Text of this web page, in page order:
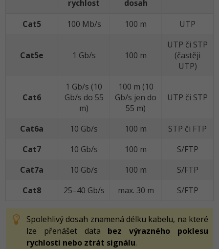
rychlost
dosah
Cat5
100 Mb/s 100 m UTP
Cat5e 1 Gb/s 100 m
UTP či STP
(častěji
UTP)
Cat6
1 Gb/s (10
Gb/s do 55
m)
100 m (10
Gb/s jen do
55 m)
UTP či STP
Cat6a 10 Gb/s 100 m
STP či FTP
Cat7
10 Gb/s 100 m
S/FTP
Cat7a
10 Gb/s 100 m
S/FTP
Cat8
25–40 Gb/s max. 30 m S/FTP
Spolehlivý dosah znamená délku kabelu, na které
lze přenášet data bez výrazného poklesu
rychlosti nebo ztrát signálu.